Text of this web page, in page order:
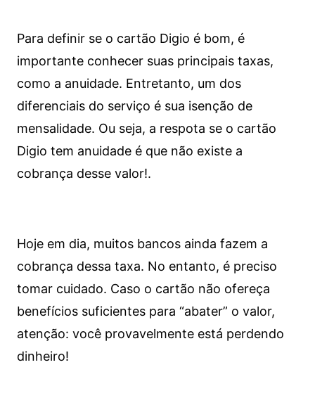
Para definir se o cartão Digio é bom, é
importante conhecer suas principais taxas,
como a anuidade. Entretanto, um dos
diferenciais do serviço é sua isenção de
mensalidade. Ou seja, a respota se o cartão
Digio tem anuidade é que não existe a
cobrança desse valor!.
Hoje em dia, muitos bancos ainda fazem a
cobrança dessa taxa. No entanto, é preciso
tomar cuidado. Caso o cartão não ofereça
benefícios suficientes para “abater” o valor,
atenção: você provavelmente está perdendo
dinheiro!